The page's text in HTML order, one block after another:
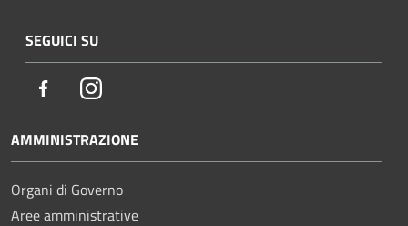
SEGUICI SU
FacebookInstagram
AMMINISTRAZIONE
Organi di Governo
Aree amministrative